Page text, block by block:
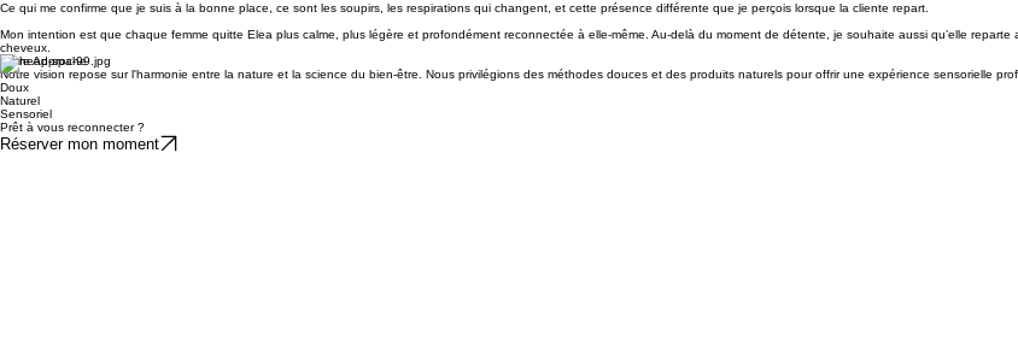
Ce qui me confirme que je suis à la bonne place, ce sont les soupirs, les respirations qui changent, et cette présence différente que je perçois lorsque la cliente repart.
Mon intention est que chaque femme quitte Elea plus calme, plus légère et profondément reconnectée à elle-même. Au-delà du moment de détente, je souhaite aussi qu’elle
cheveux.
Notre Approche
Notre vision repose sur l'harmonie entre la nature et la science du bien-être. Nous privilégions des méthodes douces et des produits naturels pour offrir une expérience sensorielle
Doux
Naturel
Sensoriel
Prêt à vous reconnecter ?
Réserver mon moment